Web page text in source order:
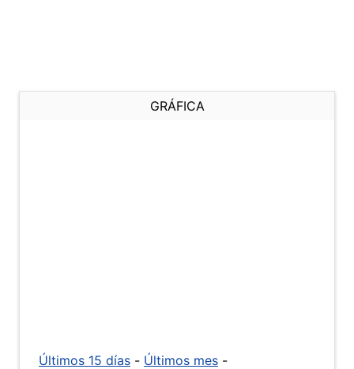
GRÁFICA
Últimos 15 días - Últimos mes -